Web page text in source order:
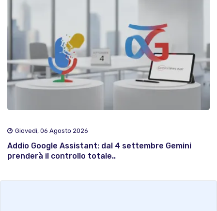
Giovedì, 06 Agosto 2026
Addio Google Assistant: dal 4 settembre Gemini
prenderà il controllo totale..